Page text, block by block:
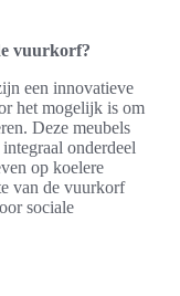
vuurkorf?
een innovatieve
het mogelijk is om
Deze meubels
onderdeel
op koelere
van de vuurkorf
sociale